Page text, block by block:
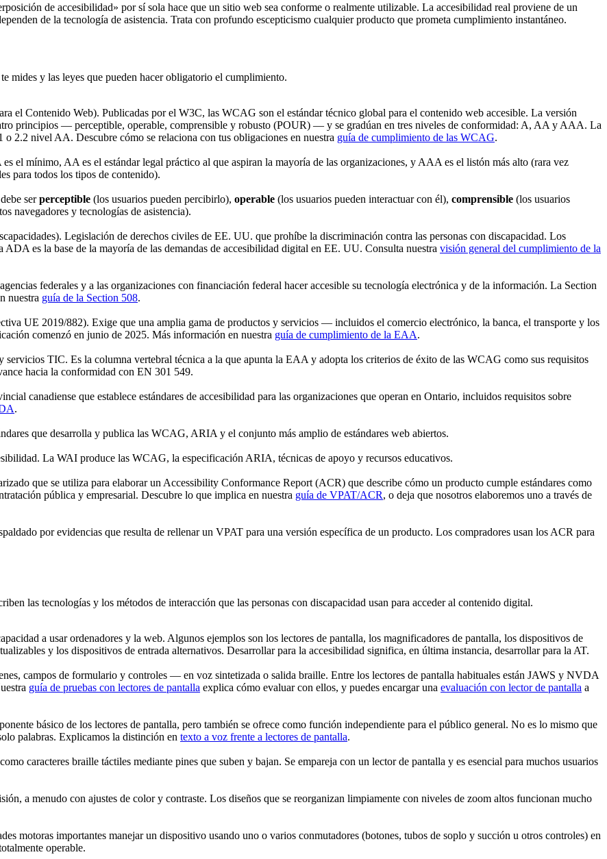
de accesibilidad» por sí sola hace que un sitio web sea conforme o realmente utilizable. La accesibilidad real proviene de un
de la tecnología de asistencia. Trata con profundo escepticismo cualquier producto que prometa cumplimiento instantáneo.
mides y las leyes que pueden hacer obligatorio el cumplimiento.
el Contenido Web). Publicadas por el W3C, las WCAG son el estándar técnico global para el contenido web accesible. La versión
principios — perceptible, operable, comprensible y robusto (POUR) — y se gradúan en tres niveles de conformidad: A, AA y AAA. La
2.2 nivel AA. Descubre cómo se relaciona con tus obligaciones en nuestra guía de cumplimiento de las WCAG.
el mínimo, AA es el estándar legal práctico al que aspiran la mayoría de las organizaciones, y AAA es el listón más alto (rara vez
para todos los tipos de contenido).
serperceptible (los usuarios pueden percibirlo), operable (los usuarios pueden interactuar con él), comprensible (los usuarios
navegadores y tecnologías de asistencia).
Legislación de derechos civiles de EE. UU. que prohíbe la discriminación contra las personas con discapacidad. Los
es la base de la mayoría de las demandas de accesibilidad digital en EE. UU. Consulta nuestra visión general del cumplimiento de la
federales y a las organizaciones con financiación federal hacer accesible su tecnología electrónica y de la información. La Section
nuestra guía de la Section 508.
UE 2019/882). Exige que una amplia gama de productos y servicios — incluidos el comercio electrónico, la banca, el transporte y los
comenzó en junio de 2025. Más información en nuestra guía de cumplimiento de la EAA.
servicios TIC. Es la columna vertebral técnica a la que apunta la EAA y adopta los criterios de éxito de las WCAG como sus requisitos
hacia la conformidad con EN 301 549.
canadiense que establece estándares de accesibilidad para las organizaciones que operan en Ontario, incluidos requisitos sobre
.
que desarrolla y publica las WCAG, ARIA y el conjunto más amplio de estándares web abiertos.
La WAI produce las WCAG, la especificación ARIA, técnicas de apoyo y recursos educativos.
que se utiliza para elaborar un Accessibility Conformance Report (ACR) que describe cómo un producto cumple estándares como
pública y empresarial. Descubre lo que implica en nuestra guía de VPAT/ACR, o deja que nosotros elaboremos uno a través de
por evidencias que resulta de rellenar un VPAT para una versión específica de un producto. Los compradores usan los ACR para
las tecnologías y los métodos de interacción que las personas con discapacidad usan para acceder al contenido digital.
a usar ordenadores y la web. Algunos ejemplos son los lectores de pantalla, los magnificadores de pantalla, los dispositivos de
y los dispositivos de entrada alternativos. Desarrollar para la accesibilidad significa, en última instancia, desarrollar para la AT.
campos de formulario y controles — en voz sintetizada o salida braille. Entre los lectores de pantalla habituales están JAWS y NVDA
guía de pruebas con lectores de pantalla explica cómo evaluar con ellos, y puedes encargar una evaluación con lector de pantalla a
básico de los lectores de pantalla, pero también se ofrece como función independiente para el público general. No es lo mismo que
palabras. Explicamos la distinción en texto a voz frente a lectores de pantalla.
caracteres braille táctiles mediante pines que suben y bajan. Se empareja con un lector de pantalla y es esencial para muchos usuarios
a menudo con ajustes de color y contraste. Los diseños que se reorganizan limpiamente con niveles de zoom altos funcionan mucho
motoras importantes manejar un dispositivo usando uno o varios conmutadores (botones, tubos de soplo y succión u otros controles) en
operable.